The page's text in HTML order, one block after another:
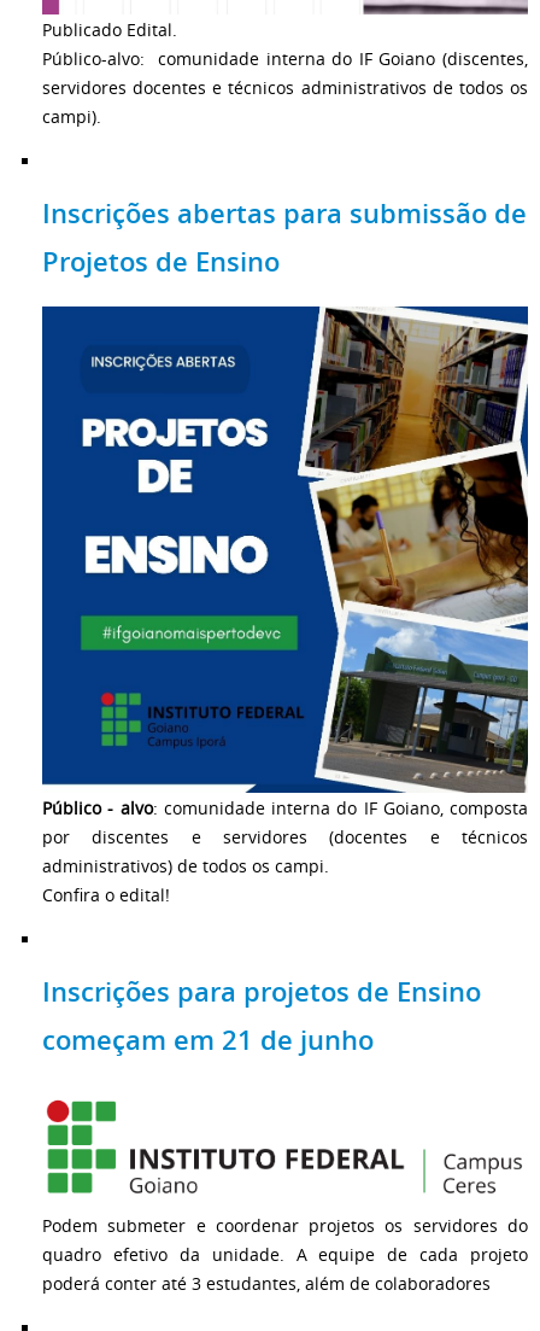
Publicado Edital.
Público-alvo: comunidade interna do IF Goiano (discentes,
servidores docentes e técnicos administrativos de todos os
campi).
Inscrições abertas para submissão de
Projetos de Ensino
Público - alvo: comunidade interna do IF Goiano, composta
por discentes e servidores (docentes e técnicos
administrativos) de todos os campi.
Confira o edital!
Inscrições para projetos de Ensino
começam em 21 de junho
Podem submeter e coordenar projetos os servidores do
quadro efetivo da unidade. A equipe de cada projeto
poderá conter até 3 estudantes, além de colaboradores